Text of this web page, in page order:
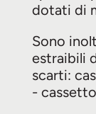
dotati di
Sono
estraibili
scarti:
-